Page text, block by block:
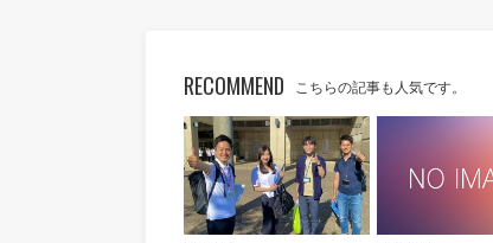
RECOMMEND こちらの記事も人気です。